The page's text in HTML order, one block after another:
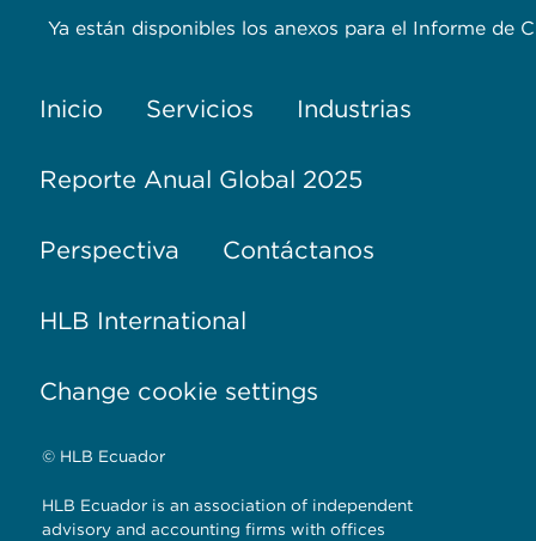
Ya están disponibles los anexos para el Informe de
Inicio Servicios Industrias
Reporte Anual Global 2025
Perspectiva Contáctanos
HLB International
Change cookie settings
© HLB Ecuador
HLB Ecuador is an association of independent
advisory and accounting firms with offices